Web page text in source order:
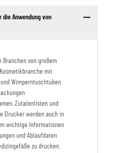
die Anwendung von
Branchen von großem
mit
Wimperntuschtuben
Zutatenlisten und
Drucker werden auch in
wichtige Informationen
und Ablaufdaten
zu drucken.